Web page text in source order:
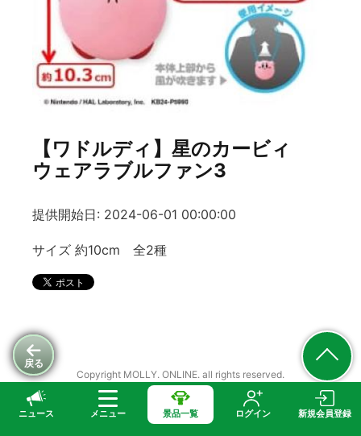
ニュース メニュー 景品一覧 ログイン 新規会員登録
戻る
【ワドルディ】星のカービィ
ウェアラブルファン3
提供開始日: 2024-06-01 00:00:00
サイズ 約10cm 全2種
Copyright MOLLY. ONLINE. all rights reserved.